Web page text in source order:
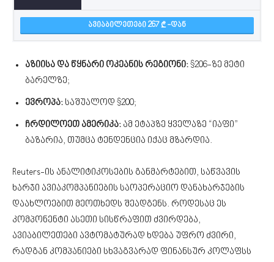
ᲐᲕᲘᲐᲑᲘᲚᲔᲗᲔᲑᲘ 267 -ᲓᲐᲜ
აზიისა და წყნარი ოკეანის რეგიონი:$206-ზე მეტი
ბარელზე;
ევროპა: საშუალოდ $200;
ჩრდილოეთ ამერიკა: ამ ეტაპზე ყველაზე “იაფი”
ბაზარია, თუმცა ტენდენცია იქაც მზარდია.
Reuters-ის ანალიტიკოსების განმარტებით, საწვავის
ხარჯი ავიაკომპანიების საოპერაციო დანახარჯების
დაახლოებით მეოთხედს შეადგენს. როდესაც ეს
კომპონენტი ასეთი სისწრაფით ძვირდება,
ავიაბილეთები ავტომატურად ხდება უფრო ძვირი,
რადგან კომპანიები სხვაგვარად ფინანსურ კოლაფსს